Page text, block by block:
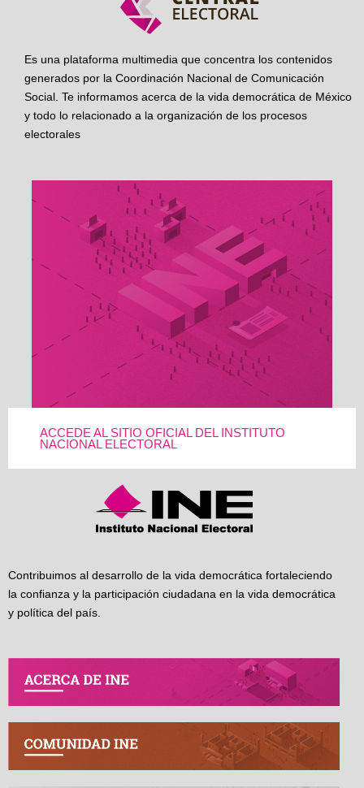
Es una plataforma multimedia que concentra los contenidos
generados por la Coordinación Nacional de Comunicación
Social. Te informamos acerca de la vida democrática de México
y todo lo relacionado a la organización de los procesos
electorales
ACCEDE AL SITIO OFICIAL DEL INSTITUTO
NACIONAL ELECTORAL
Contribuimos al desarrollo de la vida democrática fortaleciendo
la confianza y la participación ciudadana en la vida democrática
y política del país.